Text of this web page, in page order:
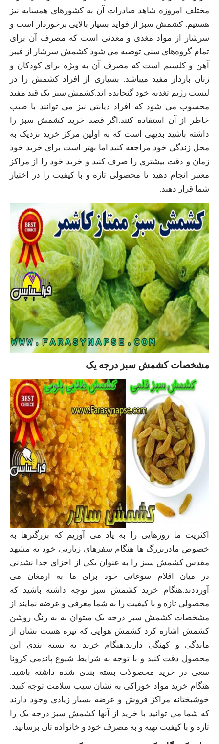
مختلف امروزه شاهد صادرات آن به کشورهای همسایه نیز
هستیم. کشمش سبز از فواید بسیار بالایی برخوردار است و
سرشار از مواد مغذی و معدنی است که مصرف آن برای
تمام گروه‌های سنی توصیه می شود کشمش سرشار از فیبر
آهن و کلسیم است که مصرف آن به ویژه برای کودکان و
زنان باردار مفید میباشد. بسیاری از افراد کشمش را در
لیست رژیم تغذیه خود گنجانده اند.کشمش سبز یک قند مفید
محسوب می شود که افراد دیابتی نیز می توانند با طیب
خاطر از آن استفاده کنند.اگر قصد خرید کشمش سبز را
داشته باشید بدیهی است که به اولین مرکز خرید نزدیک به
محل زندگی خود مراجعه کنید اما بهتر است برای خرید خود
زمان و دقت بیشتری را صرف کنید و خرید خود را از مراکز
معتبر انجام دهید تا محصولی تازه و با کیفیت را در اختیار
شما قرار دهند.
مشخصات کشمش سبز درجه یک
اکثریت ما روزهایی را به یاد می آوریم که بزرگترها به
خصوص مادربزرگ ها هنگام سفرهای زیارتی خود به مشهد
مقدس کشمش سبز را به عنوان یکی از اجزای جدا نشدنی
در میان اقلام سوغاتی خود برای ما به ارمغان می
آورددند.هنگام خرید کشمش سبز توجه داشته باشید که
محصولی تازه و با کیفیت را به شما معرفی و عرضه نمایند از
مشخصات کشمش سبز درجه یک میتوان به به رنگ روشن
کشمش اشاره کرد کشمش هوایی که تیره هست نشان از
ماندگی و کهنگی دارند.هنگام خرید به بسته بندی این
محصول دقت کنید و با توجه به شرایط شیوع پاندمی کرونا
سعی در خرید محصولات بسته بندی شده داشته باشید.
هنگام خرید مواد خوراکی به نشان سیب سلامت توجه کنید.
خوشبختانه مراکز فروش و عرضه بسیار زیادی وجود دارند
که شما می توانید با خرید از آنها کشمش سبز درجه یک را
تازه و با کیفیت تهیه و به مصرف خود و خانواده تان برسانید.